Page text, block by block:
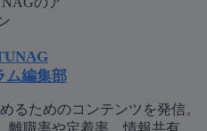
ム編集部
るためのコンテンツを発信。